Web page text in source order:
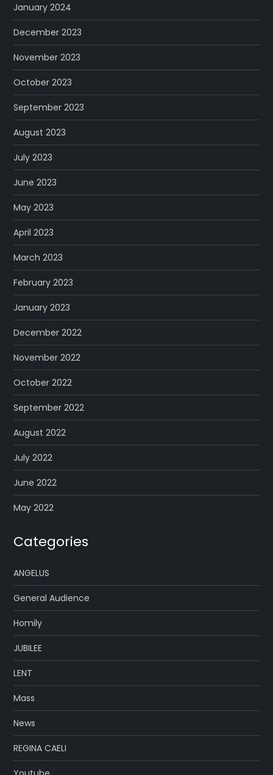
January 2024
December 2023
November 2023
October 2023
September 2023
August 2023
July 2023
June 2023
May 2023
April 2023
March 2023
February 2023
January 2023
December 2022
November 2022
October 2022
September 2022
August 2022
July 2022
June 2022
May 2022
Categories
ANGELUS
General Audience
Homily
JUBILEE
LENT
Mass
News
REGINA CAELI